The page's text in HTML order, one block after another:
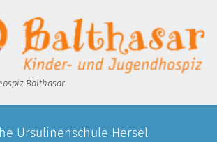
Balthasar
Ursulinenschule Hersel